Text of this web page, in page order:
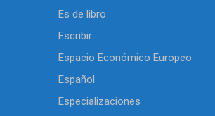
Es de libro
Escribir
Espacio Económico Europeo
Español
Especializaciones